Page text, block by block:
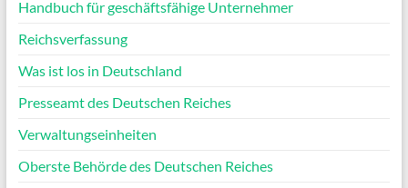
Handbuch für geschäftsfähige Unternehmer
Reichsverfassung
Was ist los in Deutschland
Presseamt des Deutschen Reiches
Verwaltungseinheiten
Oberste Behörde des Deutschen Reiches